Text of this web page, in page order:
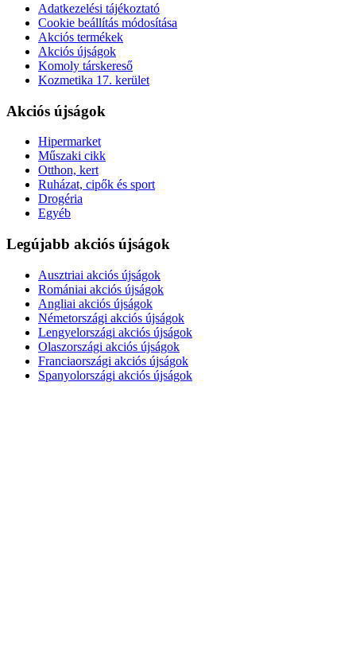
Adatkezelési tájékoztató
Cookie beállítás módosítása
Akciós termékek
Akciós újságok
Komoly társkereső
Kozmetika 17. kerület
Akciós újságok
Hipermarket
Műszaki cikk
Otthon, kert
Ruházat, cipők és sport
Drogéria
Egyéb
Legújabb akciós újságok
Ausztriai akciós újságok
Romániai akciós újságok
Angliai akciós újságok
Németországi akciós újságok
Lengyelországi akciós újságok
Olaszországi akciós újságok
Franciaországi akciós újságok
Spanyolországi akciós újságok